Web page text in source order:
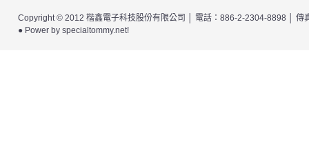
Copyright © 2012 楷鑫電子科技股份有限公司
│ 電話：886-2-2304-8898 │
● Power by specialtommy.net!